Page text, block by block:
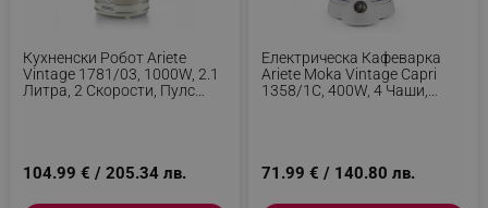
Кухненски Робот Ariete
Vintage 1781/03, 1000W, 2.1
Литра, 2 Скорости, Пулс
104.99 € / 205.34 лв.
Електрическа Кафеварка
Ariete Moka Vintage Capri
1358/1C, 400W, 4 Чаши,
71.99 € / 140.80 лв.